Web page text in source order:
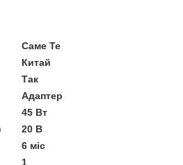
Саме Те
Китай
Так
Адаптер
45 Вт
20 В
6 міс
1